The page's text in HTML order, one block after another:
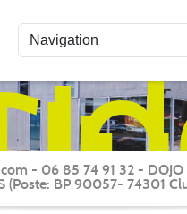
- 06 85 74 91 32 - DOJO
(Poste: BP 90057- 74301
cookies